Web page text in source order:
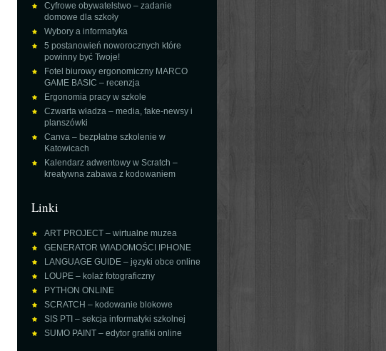
Cyfrowe obywatelstwo – zadanie
domowe dla szkoły
Wybory a informatyka
5 postanowień noworocznych które
powinny być Twoje!
Fotel biurowy ergonomiczny MARCO
GAME BASIC – recenzja
Ergonomia pracy w szkole
Czwarta władza – media, fake-newsy i
planszówki
Canva – bezpłatne szkolenie w
Katowicach
Kalendarz adwentowy w Scratch –
kreatywna zabawa z kodowaniem
Linki
ART PROJECT – wirtualne muzea
GENERATOR WIADOMOŚCI IPHONE
LANGUAGE GUIDE – języki obce online
LOUPE – kolaż fotograficzny
PYTHON ONLINE
SCRATCH – kodowanie blokowe
SIS PTI – sekcja informatyki szkolnej
SUMO PAINT – edytor grafiki online